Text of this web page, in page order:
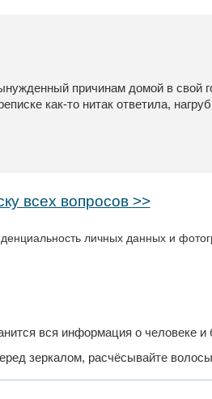
причинам домой в свой
как-то нитак ответила,
всех вопросов >>
личных данных и
вся информация о человеке и
зеркалом, расчёсывайте волосы